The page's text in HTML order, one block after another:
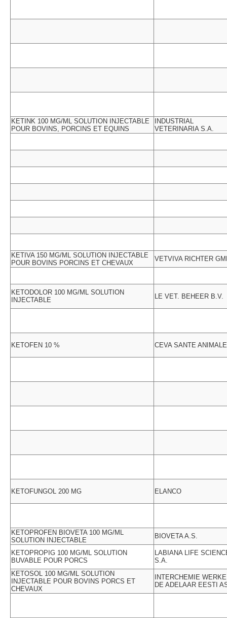
KETINK 100 MG/ML SOLUTION INJECTABLE
POUR BOVINS, PORCINS ET EQUINS
INDUSTRIAL
VETERINARIA S.A.
KETIVA 150 MG/ML SOLUTION INJECTABLE
POUR BOVINS PORCINS ET CHEVAUX
VETVIVA RICHTER
KETODOLOR 100 MG/ML SOLUTION
INJECTABLE
LE VET. BEHEER B.V.
KETOFEN 10 % CEVA SANTE ANIMALE
KETOFUNGOL 200 MG ELANCO
KETOPROFEN BIOVETA 100 MG/ML
SOLUTION INJECTABLE
BIOVETA A.S.
KETOPROPIG 100 MG/ML SOLUTION
BUVABLE POUR PORCS
LABIANA LIFE
S.A.
KETOSOL 100 MG/ML SOLUTION
INJECTABLE POUR BOVINS PORCS ET
CHEVAUX
INTERCHEMIE
DE ADELAAR EESTI